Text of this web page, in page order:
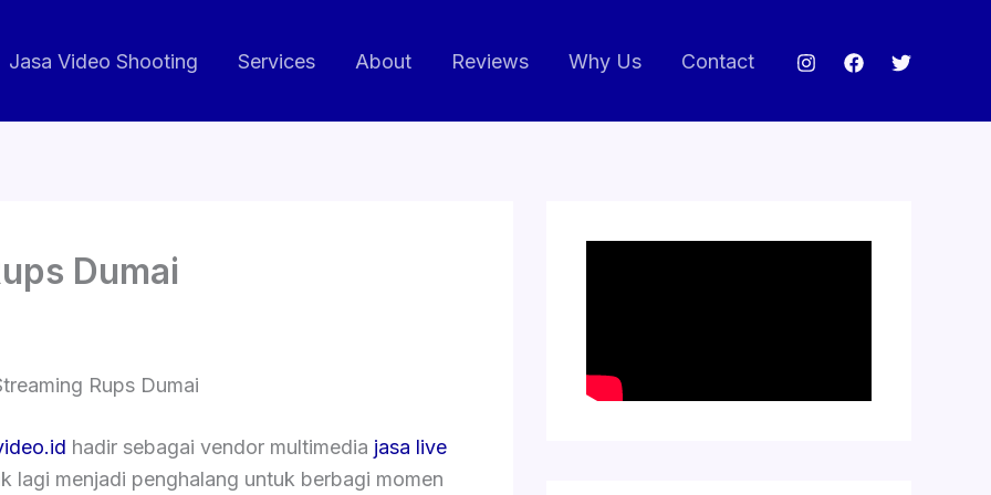
Jasa Video Shooting Services About Reviews Why Us Contact
Dumai
Rups Dumai
hadir sebagai vendor multimedia jasa live
lagi menjadi penghalang untuk berbagi momen